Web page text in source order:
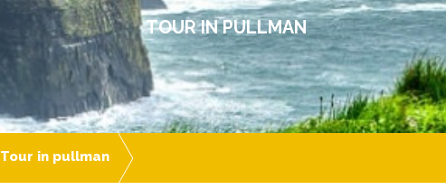
TOUR IN PULLMAN
Tour in pullman